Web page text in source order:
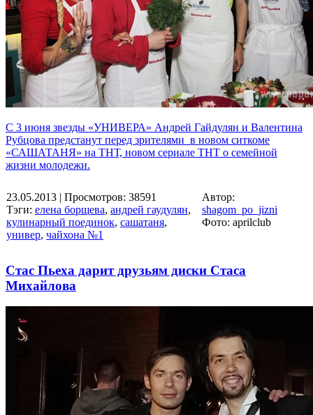
С 3 июня звезды «УНИВЕРА» Андрей Гайдулян и Валентина
Рубцова предстанут перед зрителями в новом ситкоме
«САШАТАНЯ» на ТНТ, новом сериале ТНТ о семейной
жизни молодежи.
23.05.2013 | Просмотров: 38591
Тэги: елена борщева, андрей гаудулян,
кулинарный поединок, сашатаня,
универ, чайхона №1
Автор:
shagom_po_jizni
Фото: aprilclub
Стас Пьеха дарит друзьям диски Стаса
Михайлова